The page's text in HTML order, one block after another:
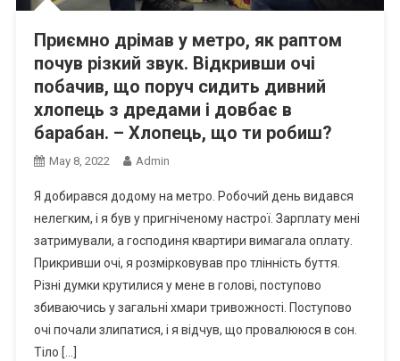
Приємно дрімав у метро, як раптом
почув різкий звук. Відкривши очі
побачив, що поруч сидить дивний
хлопець з дредами і довбає в
барабан. – Хлопець, що ти робиш?
May 8, 2022 Admin
Я добирався додому на метро. Робочий день видався
нелегким, і я був у пригніченому настрої. Зарплату мені
затримували, а господиня квартири вимагала оплату.
Прикривши очі, я розмірковував про тлінність буття.
Різні думки крутилися у мене в голові, поступово
збиваючись у загальні хмари тривожності. Поступово
очі почали злипатися, і я відчув, що провалююся в сон.
Тіло […]